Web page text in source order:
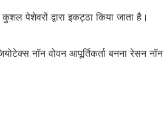
पेशेवरों द्वारा इकट्ठा किया जाता है।
नॉन वोवन आपूर्तिकर्ता बनना रेसन